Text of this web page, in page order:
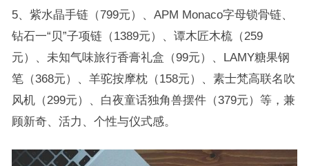
5、紫水晶手链（799元）、APM Monaco字母锁骨链、
钻石一“贝”子项链（1389元）、谭木匠木梳（259
元）、未知气味旅行香膏礼盒（99元）、LAMY糖果钢
笔（368元）、羊驼按摩枕（158元）、素士梵高联名吹
风机（299元）、白夜童话独角兽摆件（379元）等，兼
顾新奇、活力、个性与仪式感。